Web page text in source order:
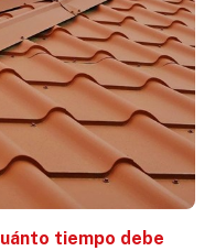
tiempo debe